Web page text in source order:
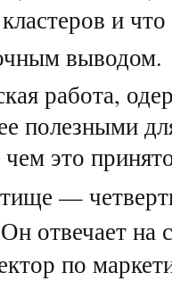
и
выводом.
работа,
полезными
это
—
отвечает
по